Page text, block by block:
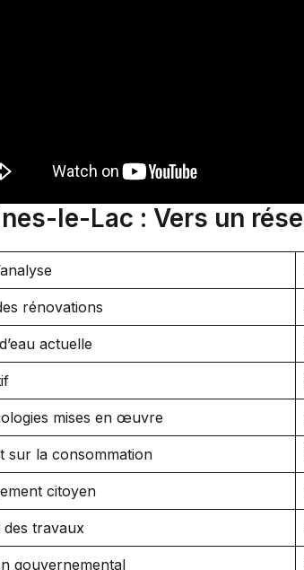
le-Lac : Vers un
rénovations
actuelle
mises en œuvre
sur la consommation
citoyen
des travaux
gouvernemental